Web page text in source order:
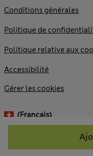
© 2026
Conditions générales
Politique de
Politique relative aux
Accessibilité
Gérer les cookies
(français)